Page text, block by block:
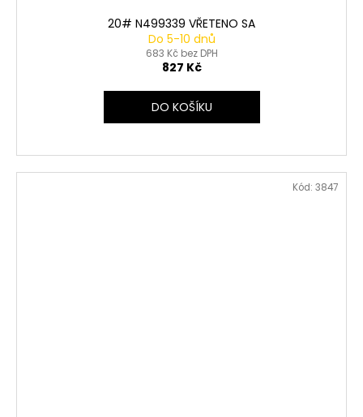
20# N499339 VŘETENO SA
Do 5-10 dnů
683 Kč bez DPH
827 Kč
DO KOŠÍKU
Kód: 3847